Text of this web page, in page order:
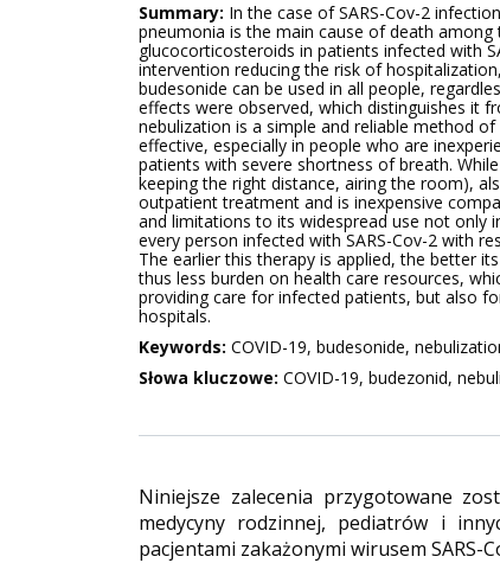
Summary: In the case of SARS-Cov-2
pneumonia is the main cause of death
glucocorticosteroids in patients infected with
intervention reducing the risk of
budesonide can be used in all people,
effects were observed, which distinguishes it
nebulization is a simple and reliable method
effective, especially in people who are
patients with severe shortness of breath.
keeping the right distance, airing the room),
outpatient treatment and is inexpensive
and limitations to its widespread use not only
every person infected with SARS-Cov-2 with
The earlier this therapy is applied, the better
thus less burden on health care resources,
providing care for infected patients, but also
hospitals.
Keywords: COVID-19, budesonide,
Słowa kluczowe: COVID-19, budezonid,
Niniejsze zalecenia przygotowane
medycyny rodzinnej, pediatrów i
pacjentami zakażonymi wirusem SARS-